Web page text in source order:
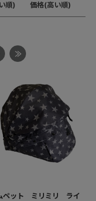
順) 価格(高い順)
ペット ミリミリ ライ